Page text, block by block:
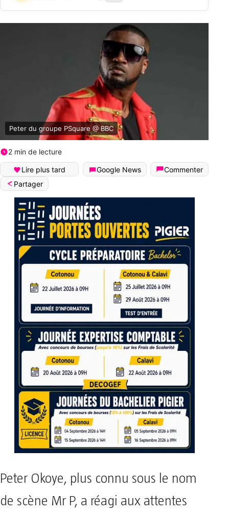
Peter du groupe PSquare @ BBC
2 min de lecture
Lire plus tard Google News
Commenter
Partager
Peter Okoye, plus connu sous le nom
de scène Mr P, a réagi aux attentes